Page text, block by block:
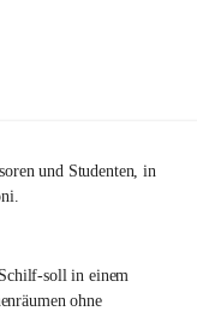
und Studenten, in
soll in einem
ohne